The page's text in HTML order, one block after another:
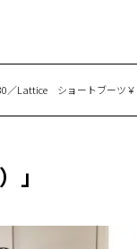
Lattice ショートブーツ￥
」